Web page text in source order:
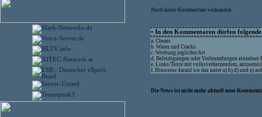
Noch keine Kommentare vorhanden
• In den Kommentaren dürfen
a. Cheats
b. Warez und Cracks
c. Werbung jeglicher Art
d. Beleidigungen oder Verleumdungen einzelner
e. Links/Texte mit volksverhetzendem,
f. Hinweise darauf wo das unter a) b) d) und e)
Die News ist nicht mehr aktuell neue